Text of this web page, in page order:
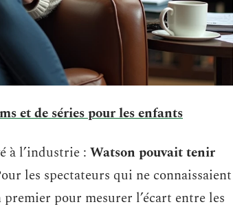
et de séries pour les enfants
à l’industrie : Watson pouvait tenir
les spectateurs qui ne connaissaient
pour mesurer l’écart entre les